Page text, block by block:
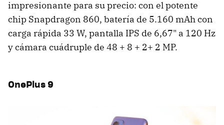
impresionante para su precio: con el potente
chip Snapdragon 860, batería de 5.160 mAh con
carga rápida 33 W, pantalla IPS de 6,67" a 120 Hz
y cámara cuádruple de 48 + 8 + 2+ 2 MP.
OnePlus 9